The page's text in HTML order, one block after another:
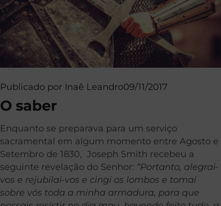
Publicado por Inaê Leandro09/11/2017
O saber
Enquanto se preparava para um serviço
sacramental em algum momento entre Agosto e
Setembro de 1830, Joseph Smith recebeu a
seguinte revelação do Senhor: “Portanto, alegrai-
vos e rejubilai-vos e cingi os lombos e tomai
sobre vós toda a minha armadura, para que